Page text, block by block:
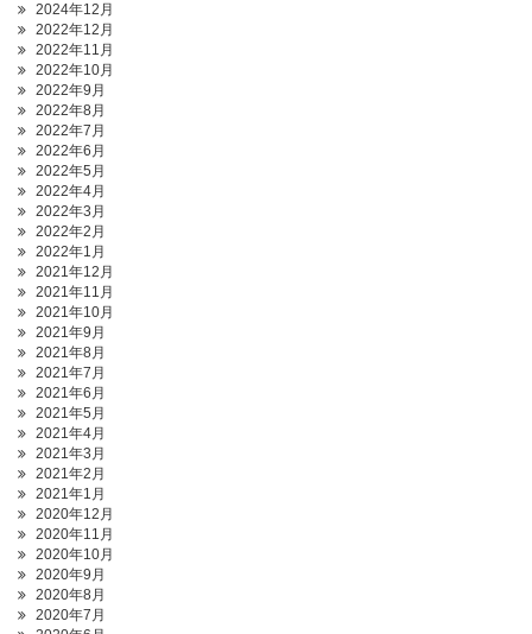
2024年12月
2022年12月
2022年11月
2022年10月
2022年9月
2022年8月
2022年7月
2022年6月
2022年5月
2022年4月
2022年3月
2022年2月
2022年1月
2021年12月
2021年11月
2021年10月
2021年9月
2021年8月
2021年7月
2021年6月
2021年5月
2021年4月
2021年3月
2021年2月
2021年1月
2020年12月
2020年11月
2020年10月
2020年9月
2020年8月
2020年7月